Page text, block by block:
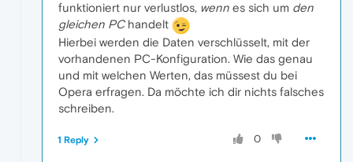
funktioniert nur verlustlos, wenn es sich um den
gleichen PChandelt
Hierbei werden die Daten verschlüsselt, mit der
vorhandenen PC-Konfiguration. Wie das genau
und mit welchen Werten, das müssest du bei
Opera erfragen. Da möchte ich dir nichts falsches
schreiben.
0
1 Reply